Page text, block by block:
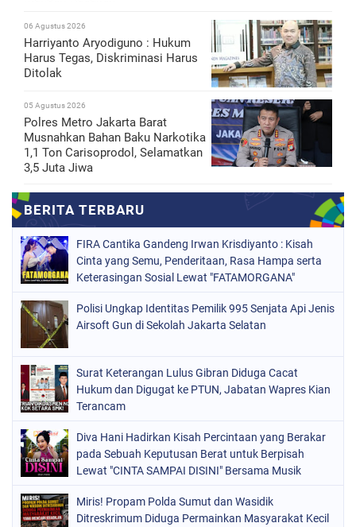
06 Agustus 2026
Harriyanto Aryodiguno : Hukum
Harus Tegas, Diskriminasi Harus
Ditolak
05 Agustus 2026
Polres Metro Jakarta Barat
Musnahkan Bahan Baku Narkotika
1,1 Ton Carisoprodol, Selamatkan
3,5 Juta Jiwa
FIRA Cantika Gandeng Irwan Krisdiyanto : Kisah
Cinta yang Semu, Penderitaan, Rasa Hampa serta
Keterasingan Sosial Lewat "FATAMORGANA"
Polisi Ungkap Identitas Pemilik 995 Senjata Api Jenis
Airsoft Gun di Sekolah Jakarta Selatan
Surat Keterangan Lulus Gibran Diduga Cacat
Hukum dan Digugat ke PTUN, Jabatan Wapres Kian
Terancam
Diva Hani Hadirkan Kisah Percintaan yang Berakar
pada Sebuah Keputusan Berat untuk Berpisah
Lewat "CINTA SAMPAI DISINI" Bersama Musik
Miris! Propam Polda Sumut dan Wasidik
Ditreskrimum Diduga Permainkan Masyarakat Kecil